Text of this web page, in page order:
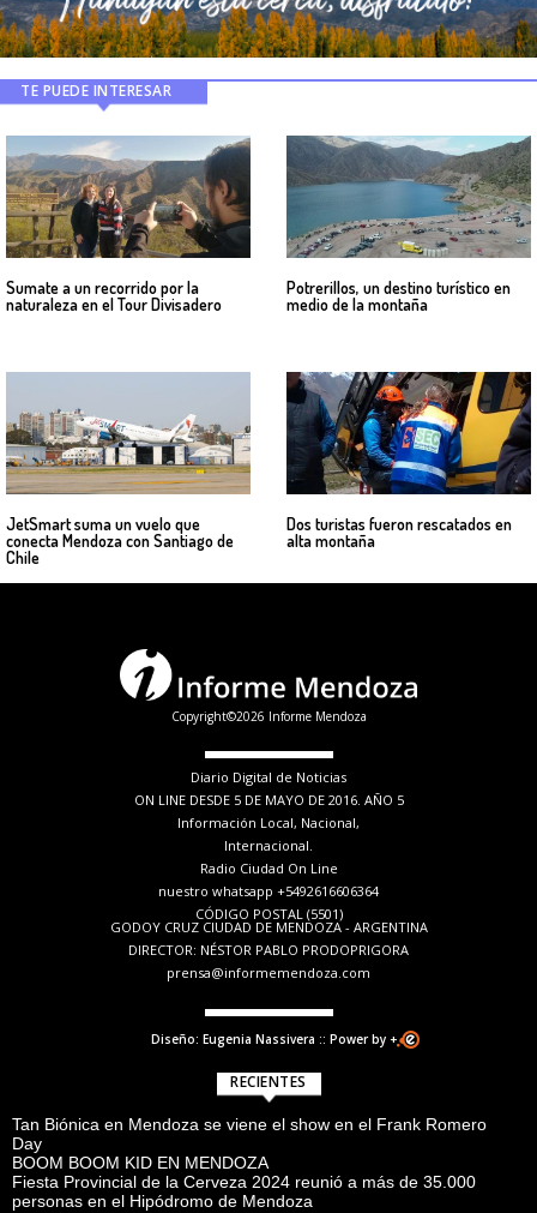
TE PUEDE INTERESAR
Sumate a un recorrido por la
naturaleza en el Tour Divisadero
Potrerillos, un destino turístico en
medio de la montaña
JetSmart suma un vuelo que
conecta Mendoza con Santiago de
Chile
Dos turistas fueron rescatados en
alta montaña
Copyright©2026 Informe Mendoza
Diario Digital de Noticias
ON LINE DESDE 5 DE MAYO DE 2016. AÑO 5
Información Local, Nacional,
Internacional.
Radio Ciudad On Line
nuestro whatsapp +5492616606364
CÓDIGO POSTAL (5501)
GODOY CRUZ CIUDAD DE MENDOZA - ARGENTINA
DIRECTOR: NÉSTOR PABLO PRODOPRIGORA
prensa@informemendoza.com
Diseño: Eugenia Nassivera :: Power by +
RECIENTES
Tan Biónica en Mendoza se viene el show en el Frank Romero
Day
BOOM BOOM KID EN MENDOZA
Fiesta Provincial de la Cerveza 2024 reunió a más de 35.000
personas en el Hipódromo de Mendoza